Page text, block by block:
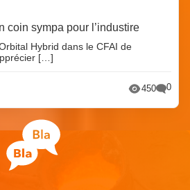
coin sympa pour l’industire
Hybrid dans le CFAI de
[…]
450 0